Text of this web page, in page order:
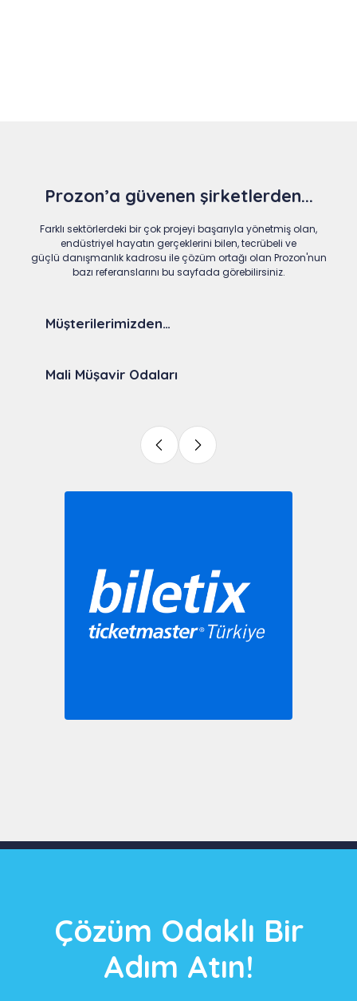
Prozon’a güvenen şirketlerden...
Farklı sektörlerdeki bir çok projeyi başarıyla yönetmiş olan,
endüstriyel hayatın gerçeklerini bilen, tecrübeli ve
güçlü danışmanlık kadrosu ile çözüm ortağı olan Prozon'nun
bazı referanslarını bu sayfada görebilirsiniz.
Müşterilerimizden…
Mali Müşavir Odaları
Çözüm Odaklı Bir
Adım Atın!